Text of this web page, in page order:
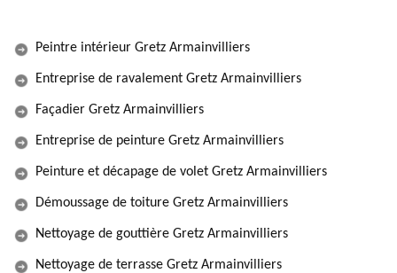
Peintre intérieur Gretz Armainvilliers
Entreprise de ravalement Gretz Armainvilliers
Façadier Gretz Armainvilliers
Entreprise de peinture Gretz Armainvilliers
Peinture et décapage de volet Gretz Armainvilliers
Démoussage de toiture Gretz Armainvilliers
Nettoyage de gouttière Gretz Armainvilliers
Nettoyage de terrasse Gretz Armainvilliers